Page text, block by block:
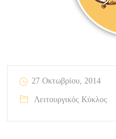
27 Οκτωβρίου, 2014
Λειτουργικός Κύκλος